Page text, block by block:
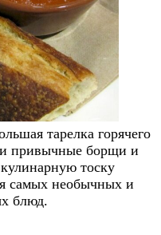
тарелка горячего
привычные борщи и
тоску
самых необычных и
блюд.